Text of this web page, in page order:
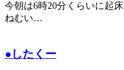
今朝は6時20分くらいに起床
ねむい…
●したくー